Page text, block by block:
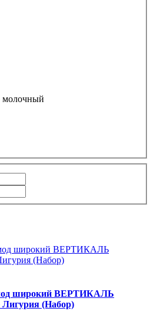
молочный
широкий ВЕРТИКАЛЬ
(Набор)